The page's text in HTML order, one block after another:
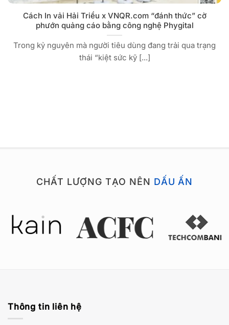
Cách In vải Hải Triều x VNQR.com “đánh thức” cờ
phướn quảng cáo bằng công nghệ Phygital
Trong kỷ nguyên mà người tiêu dùng đang trải qua trạng
thái “kiệt sức kỹ [...]
CHẤT LƯỢNG TẠO NÊN DẤU ẤN
Thông tin liên hệ